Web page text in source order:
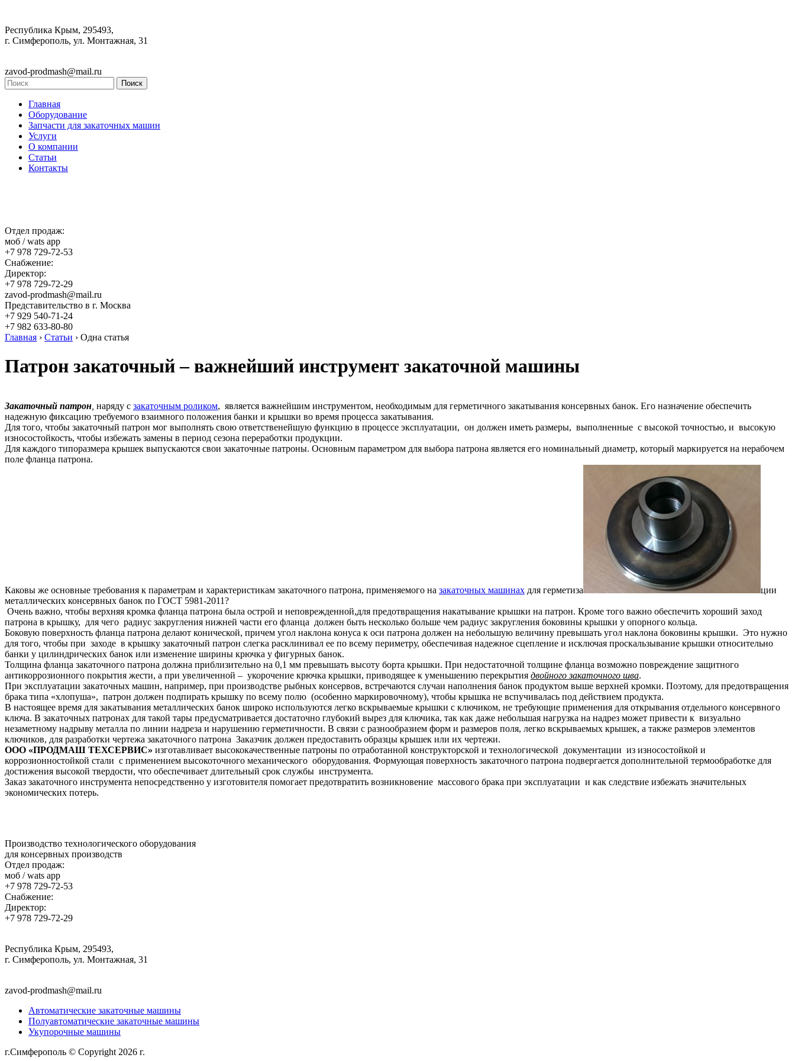
Республика Крым, 295493,
г. Симферополь, ул. Монтажная, 31
zavod-prodmash@mail.ru
Главная
Оборудование
Запчасти для закаточных машин
Услуги
О компании
Статьи
Контакты
Отдел продаж:
моб / wats app
+7 978 729-72-53
Снабжение:
Директор:
+7 978 729-72-29
zavod-prodmash@mail.ru
Представительство в г. Москва
+7 929 540-71-24
+7 982 633-80-80
Главная › Статьи › Одна статья
Патрон закаточный – важнейший инструмент закаточной машины
Закаточный патрон наряду с закаточным роликом, является важнейшим инструментом, необходимым для герметичного закатывания консервных банок. Его назначение обеспечить
надежную фиксацию требуемого взаимного положения банки и крышки во время процесса закатывания.
Для того, чтобы закаточный патрон мог выполнять свою ответственейшую функцию в процессе эксплуатации, он должен иметь размеры, выполненные с высокой точностью, и высокую
износостойкость, чтобы избежать замены в период сезона переработки продукции.
Для каждого типоразмера крышек выпускаются свои закаточные патроны. Основным параметром для выбора патрона является его номинальный диаметр, который маркируется на нерабочем
поле фланца патрона.
Каковы же основные требования к параметрам и характеристикам закаточного патрона, применяемого на закаточных машинах для герметиза
ции
металлических консервных банок по ГОСТ 5981-2011?
Очень важно, чтобы верхняя кромка фланца патрона была острой и неповрежденной,для предотвращения накатывание крышки на патрон. Кроме того важно обеспечить хороший заход
патрона в крышку, для чего радиус закругления нижней части его фланца должен быть несколько больше чем радиус закругления боковины крышки у опорного кольца.
Боковую поверхность фланца патрона делают конической, причем угол наклона конуса к оси патрона должен на небольшую величину превышать угол наклона боковины крышки. Это нужно
для того, чтобы при заходе в крышку закаточный патрон слегка расклинивал ее по всему периметру, обеспечивая надежное сцепление и исключая проскальзывание крышки относительно
банки у цилиндрических банок или изменение ширины крючка у фигурных банок.
Толщина фланца закаточного патрона должна приблизительно на 0,1 мм превышать высоту борта крышки. При недостаточной толщине фланца возможно повреждение защитного
антикоррозионного покрытия жести, а при увеличенной – укорочение крючка крышки, приводящее к уменьшению перекрытия двойного закаточного шва.
При эксплуатации закаточных машин, например, при производстве рыбных консервов, встречаются случаи наполнения банок продуктом выше верхней кромки. Поэтому, для предотвращения
брака типа «хлопуша», патрон должен подпирать крышку по всему полю (особенно маркировочному), чтобы крышка не вспучивалась под действием продукта.
В настоящее время для закатывания металлических банок широко используются легко вскрываемые крышки с ключиком, не требующие применения для открывания отдельного консервного
ключа. В закаточных патронах для такой тары предусматривается достаточно глубокий вырез для ключика, так как даже небольшая нагрузка на надрез может привести к визуально
незаметному надрыву металла по линии надреза и нарушению герметичности. В связи с разнообразием форм и размеров поля, легко вскрываемых крышек, а также размеров элементов
ключиков, для разработки чертежа закаточного патрона Заказчик должен предоставить образцы крышек или их чертежи.
ООО «ПРОДМАШ ТЕХСЕРВИС» изготавливает высококачественные патроны по отработанной конструкторской и технологической документации из износостойкой и
коррозионностойкой стали с применением высокоточного механического оборудования. Формующая поверхность закаточного патрона подвергается дополнительной термообработке для
достижения высокой твердости, что обеспечивает длительный срок службы инструмента.
Заказ закаточного инструмента непосредственно у изготовителя помогает предотвратить возникновение массового брака при эксплуатации и как следствие избежать значительных
экономических потерь.
Производство технологического оборудования
для консервных производств
Отдел продаж:
моб / wats app
+7 978 729-72-53
Снабжение:
Директор:
+7 978 729-72-29
Республика Крым, 295493,
г. Симферополь, ул. Монтажная, 31
zavod-prodmash@mail.ru
Автоматические закаточные машины
Полуавтоматические закаточные машины
Укупорочные машины
г.Симферополь © Copyright 2026 г.